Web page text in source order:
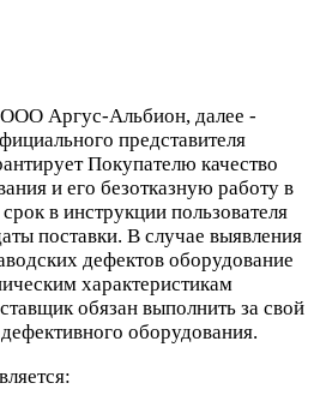
Аргус-Альбион, далее -
представителя
Покупателю качество
и его безотказную работу в
в инструкции пользователя
поставки. В случае выявления
дефектов оборудование
характеристикам
обязан выполнить за свой
оборудования.